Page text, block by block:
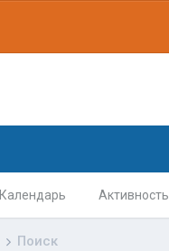
Календарь Активность
Поиск